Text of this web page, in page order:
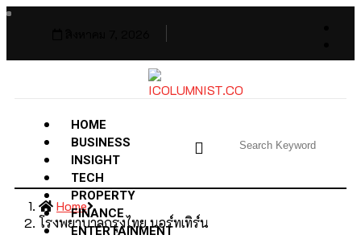
HOME
BUSINESS
INSIGHT
TECH
PROPERTY
FINANCE
ENTERTAINMENT
Home
โรงพยาบาลกรุงไทย นอร์ทเทิร์น